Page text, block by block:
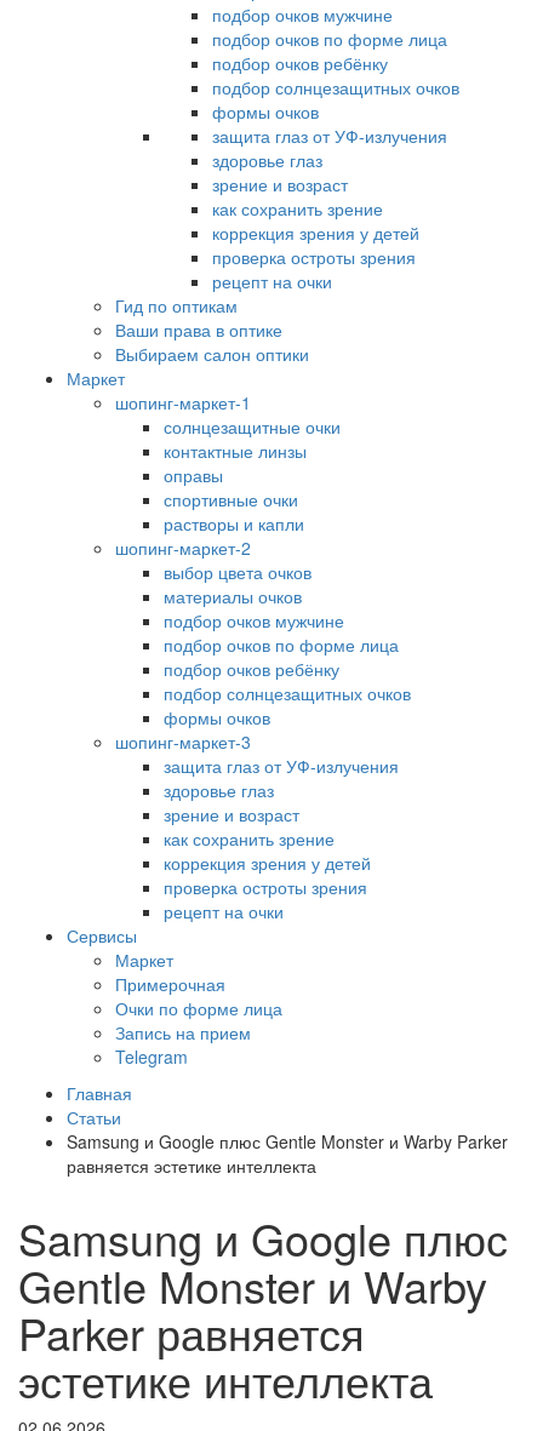
подбор очков мужчине
подбор очков по форме лица
подбор очков ребёнку
подбор солнцезащитных очков
формы очков
защита глаз от УФ-излучения
здоровье глаз
зрение и возраст
как сохранить зрение
коррекция зрения у детей
проверка остроты зрения
рецепт на очки
Гид по оптикам
Ваши права в оптике
Выбираем салон оптики
Маркет
шопинг-маркет-1
солнцезащитные очки
контактные линзы
оправы
спортивные очки
растворы и капли
шопинг-маркет-2
выбор цвета очков
материалы очков
подбор очков мужчине
подбор очков по форме лица
подбор очков ребёнку
подбор солнцезащитных очков
формы очков
шопинг-маркет-3
защита глаз от УФ-излучения
здоровье глаз
зрение и возраст
как сохранить зрение
коррекция зрения у детей
проверка остроты зрения
рецепт на очки
Сервисы
Маркет
Примерочная
Очки по форме лица
Запись на прием
Telegram
Главная
Статьи
Samsung и Google плюс Gentle Monster и Warby Parker
равняется эстетике интеллекта
Samsung и Google плюс
Gentle Monster и Warby
Parker равняется
эстетике интеллекта